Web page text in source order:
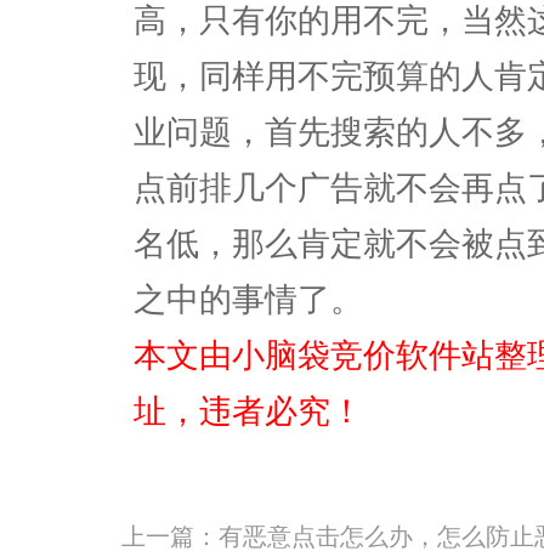
高，只有你的用不完，当然
现，同样用不完预算的人肯
业问题，首先搜索的人不多
点前排几个广告就不会再
名低，那么肯定就不会被点
之中的事情了。
本文由小脑袋竞价软件站整
址，违者必究！
上一篇： 有恶意点击怎么办，怎么防止